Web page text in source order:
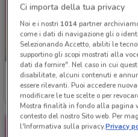
-3 GIORNI
La Saponeria
Scade mercoledì 5.1 km
Ci importa della tua privacy
Noi e i nostri 1014partner
come i dati di navigazione gli o
Selezionando Accetto, abiliti le
supportino gli scopi mostrati alla
dati da fornire". Nel caso in cui
disabilitate, alcuni contenuti e
essere rilevanti. Puoi accedere
modificare le tue scelte o per
Mostra finalità in fondo alla pagina
contesto del nostro Sito web. Per
l'Informativa sulla privacy.Privacy